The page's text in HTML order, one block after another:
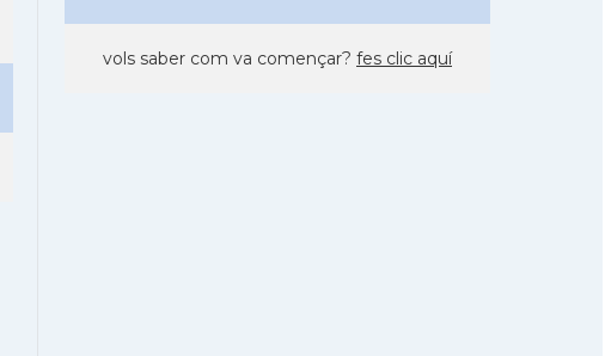
vols saber com va començar? fes clic aquí